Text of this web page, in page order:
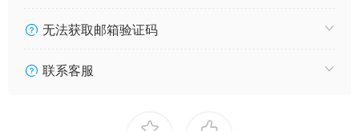
无法获取邮箱验证码
联系客服